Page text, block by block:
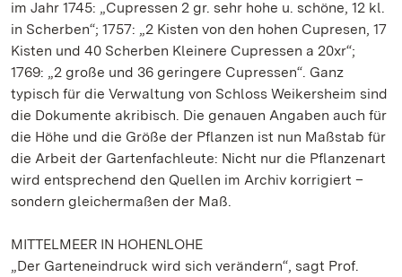
im Jahr 1745: „Cupressen 2 gr. sehr hohe u. schöne, 12 kl.
in Scherben“; 1757: „2 Kisten von den hohen Cupresen, 17
Kisten und 40 Scherben Kleinere Cupressen a 20xr“;
1769: „2 große und 36 geringere Cupressen“. Ganz
typisch für die Verwaltung von Schloss Weikersheim sind
die Dokumente akribisch. Die genauen Angaben auch für
die Höhe und die Größe der Pflanzen ist nun Maßstab für
die Arbeit der Gartenfachleute: Nicht nur die Pflanzenart
wird entsprechend den Quellen im Archiv korrigiert –
sondern gleichermaßen der Maß.
MITTELMEER IN HOHENLOHE
„Der Garteneindruck wird sich verändern“, sagt Prof.